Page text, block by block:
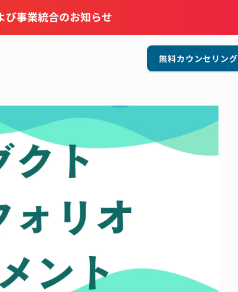
び事業統合のお知らせ
無料カウンセリング